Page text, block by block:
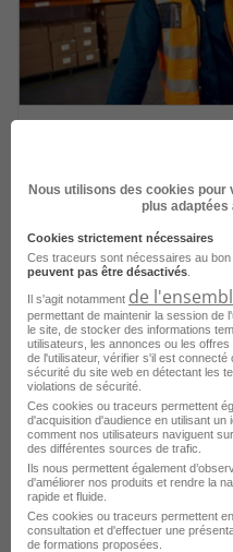
Gestionnaire de stock
Nous utilisons des cookies pour
plus
Cookies strictement nécessaires
Ces traceurs sont nécessaires au
peuvent pas être désactivés
Il s'agit notamment de
permettant de maintenir la session de
le site, de stocker des informations
utilisateurs, les annonces ou les
de l'utilisateur, vérifier s'il est
sécurité du site web en détectant les
violations de sécurité.
Ces cookies ou traceurs permettent
d'acquisition d'audience en utilisant
comment nos utilisateurs naviguent
des différentes sources de trafic.
Ils nous permettent également
d'améliorer nos produits et rendre la
rapide et fluide.
Ces cookies ou traceurs permettent
consultation et d'effectuer une
de formations proposées.